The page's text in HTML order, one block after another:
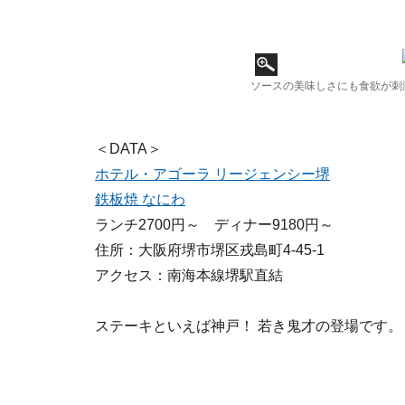
ソースの美味しさにも食欲が
＜DATA＞
ホテル・アゴーラ リージェンシー堺
鉄板焼 なにわ
ランチ2700円～ ディナー9180円～
住所：大阪府堺市堺区戎島町4-45-1
アクセス：南海本線堺駅直結
ステーキといえば神戸！ 若き鬼才の登場です。